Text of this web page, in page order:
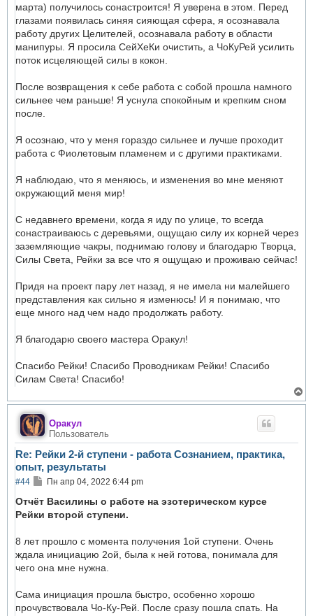
марта) получилось сонастроится! Я уверена в этом. Перед
глазами появилась синяя сияющая сфера, я осознавала
работу других Целителей, осознавала работу в области
манипуры. Я просила СейХеКи очистить, а ЧоКуРей усилить
поток исцеляющей силы в кокон.
После возвращения к себе работа с собой прошла намного
сильнее чем раньше! Я уснула спокойным и крепким сном
после.
Я осознаю, что у меня гораздо сильнее и лучше проходит
работа с Фиолетовым пламенем и с другими практиками.
Я наблюдаю, что я меняюсь, и изменения во мне меняют
окружающий меня мир!
С недавнего времени, когда я иду по улице, то всегда
сонастраиваюсь с деревьями, ощущаю силу их корней через
заземляющие чакры, поднимаю голову и благодарю Творца,
Силы Света, Рейки за все что я ощущаю и проживаю сейчас!
Придя на проект пару лет назад, я не имела ни малейшего
представления как сильно я изменюсь! И я понимаю, что
еще много над чем надо продолжать работу.
Я благодарю своего мастера Оракул!
Спасибо Рейки! Спасибо Проводникам Рейки! Спасибо
Силам Света! Спасибо!
е
Оракул
Пользователь
Re: Рейки 2-й ступени - работа Сознанием, практика,
опыт, результаты
#44
С
о
щ
н
и
е
Пн апр 04, 2022 6:44 pm
Отчёт Василины о работе на эзотерическом курсе
Рейки второй ступени.
8 лет прошло с момента получения 1ой ступени. Очень
ждала инициацию 2ой, была к ней готова, понимала для
чего она мне нужна.
Сама инициация прошла быстро, особенно хорошо
прочувствовала Чо-Ку-Рей. После сразу пошла спать. На